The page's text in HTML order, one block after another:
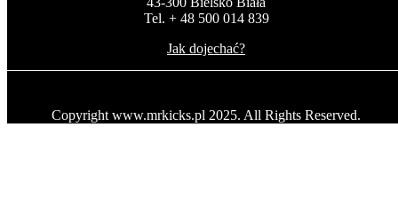
Tel. + 48 500 014 839
Jak dojechać?
Copyright www.mrkicks.pl 2025. All Rights Reserved.